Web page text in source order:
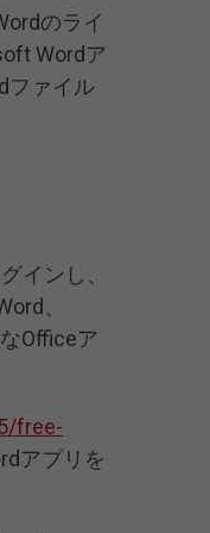
のライ
Wordア
ファイル
インし、
、
Officeア
free-
アプリを